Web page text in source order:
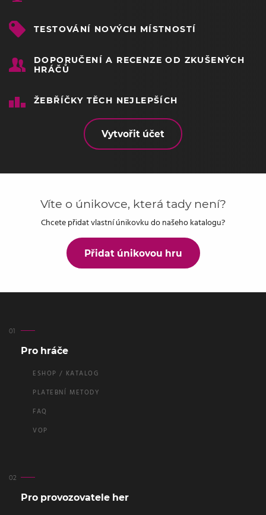
TESTOVÁNÍ NOVÝCH MÍSTNOSTÍ
DOPORUČENÍ A RECENZE OD ZKUŠENÝCH
HRÁČŮ
ŽEBŘÍČKY TĚCH NEJLEPŠÍCH
Vytvořit účet
Víte o únikovce, která tady není?
Chcete přidat vlastní únikovku do našeho katalogu?
Přidat únikovou hru
Pro hráče
ESHOP / KATALOG
PLATEBNÍ METODY
FAQ
VOP
Pro provozovatele her